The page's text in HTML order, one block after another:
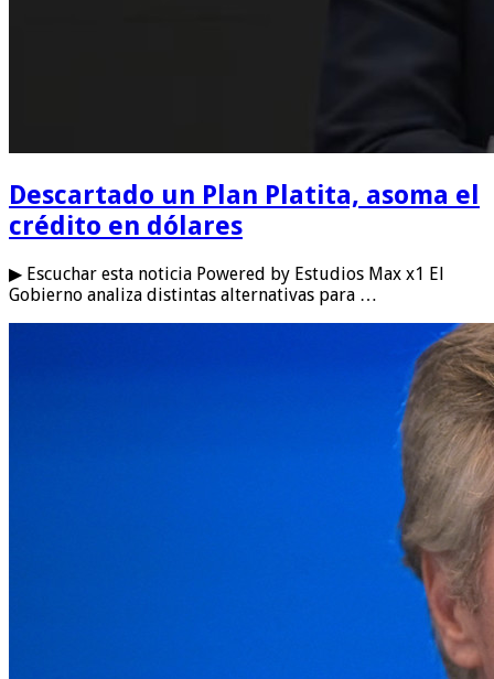
Descartado un Plan Platita, asoma el
crédito en dólares
▶ Escuchar esta noticia Powered by Estudios Max x1 El
Gobierno analiza distintas alternativas para …